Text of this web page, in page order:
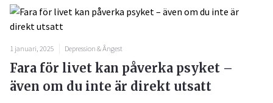
1 januari, 2025 Depression & Ångest
Fara för livet kan påverka psyket –
även om du inte är direkt utsatt